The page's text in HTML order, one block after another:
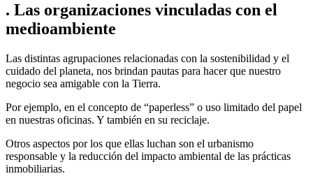
. Las organizaciones vinculadas con el
medioambiente
Las distintas agrupaciones relacionadas con la sostenibilidad y el
cuidado del planeta, nos brindan pautas para hacer que nuestro
negocio sea amigable con la Tierra.
Por ejemplo, en el concepto de “paperless” o uso limitado del papel
en nuestras oficinas. Y también en su reciclaje.
Otros aspectos por los que ellas luchan son el urbanismo
responsable y la reducción del impacto ambiental de las prácticas
inmobiliarias.